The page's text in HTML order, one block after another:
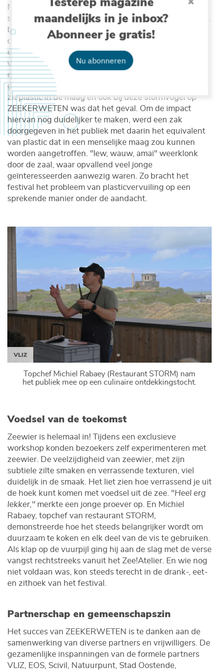
maandelijks in je inbox?
Abonneer je gratis!
Nu abonneren
Naast virtuele ervaringen bood ZEEKERWETEN ook
show (duikers!), informatieve standen (strandvondsten,
boeken), en boeiende debatten (Radio1 live, Grijze
cellen debat, Bookship panel), evenals heel wat
experimenteerplezier (‘Wild van Water’, plankton). Zo
voerde Eric Stienen van het INBO een dissectie uit van
een Noordse stormvogel voor een volle tent
geïnteresseerden. Bij maar liefst 91% van deze vogels
zit plastic in de maag en ook bij deze stormvogel op
ZEEKERWETEN was dat het geval. Om de impact
hiervan nog duidelijker te maken, werd een zak
doorgegeven in het publiek met daarin het equivalent
van plastic dat in een menselijke maag zou kunnen
worden aangetroffen. "Iew, wauw, amai" weerklonk
door de zaal, waar opvallend veel jonge
geïnteresseerden aanwezig waren. Zo bracht het
festival het probleem van plasticvervuiling op een
sprekende manier onder de aandacht.
VLIZ
Topchef Michiel Rabaey (Restaurant STORM) nam
het publiek mee op een culinaire ontdekkingstocht.
Voedsel van de toekomst
Zeewier is helemaal in! Tijdens een exclusieve
workshop konden bezoekers zelf experimenteren met
zeewier. De veelzijdigheid van zeewier, met zijn
subtiele zilte smaken en verrassende texturen, viel
duidelijk in de smaak. Het liet zien hoe verrassend je uit
de hoek kunt komen met voedsel uit de zee. "Heel erg
lekker," merkte een jonge proever op. En Michiel
Rabaey, topchef van restaurant STORM,
demonstreerde hoe het steeds belangrijker wordt om
duurzaam te koken en elk deel van de vis te gebruiken.
Als klap op de vuurpijl ging hij aan de slag met de verse
vangst rechtstreeks vanuit het Zee!Atelier. En wie nog
niet voldaan was, kon steeds terecht in de drank-, eet-
en zithoek van het festival.
Partnerschap en gemeenschapszin
Het succes van ZEEKERWETEN is te danken aan de
samenwerking van diverse partners en vrijwilligers. De
gezamenlijke inspanningen van de formele partners
VLIZ, EOS, Scivil, Natuurpunt, Stad Oostende,